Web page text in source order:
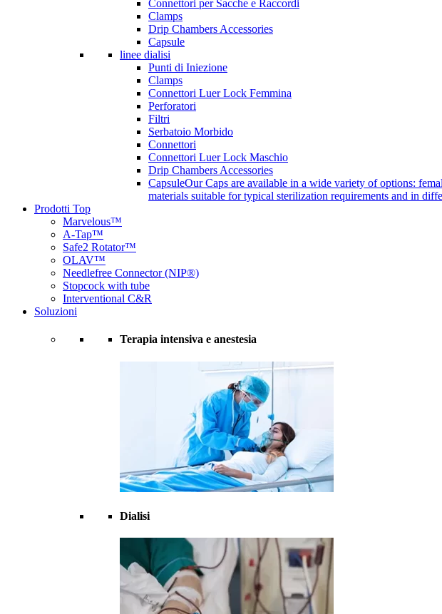
Connettori per Sacche e Raccordi
Clamps
Drip Chambers Accessories
Capsule
linee dialisi
Punti di Iniezione
Clamps
Connettori Luer Lock Femmina
Perforatori
Filtri
Serbatoio Morbido
Connettori
Connettori Luer Lock Maschio
Drip Chambers Accessories
CapsuleOur Caps are available in a wide variety of options:
materials suitable for typical sterilization requirements and in
Prodotti Top
Marvelous™
A-Tap™
Safe2 Rotator™
OLAV™
Needlefree Connector (NIP®)
Stopcock with tube
Interventional C&R
Soluzioni
Terapia intensiva e anestesia
Dialisi